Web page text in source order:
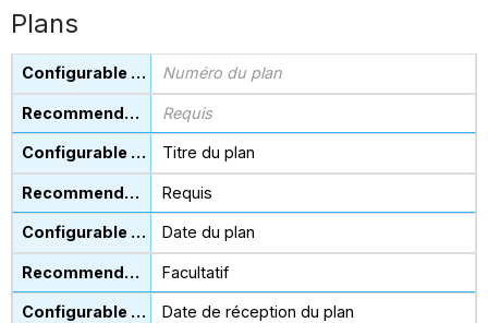
Plans
Numéro du plan
Requis
Titre du plan
Requis
Date du plan
Facultatif
Date de réception du plan